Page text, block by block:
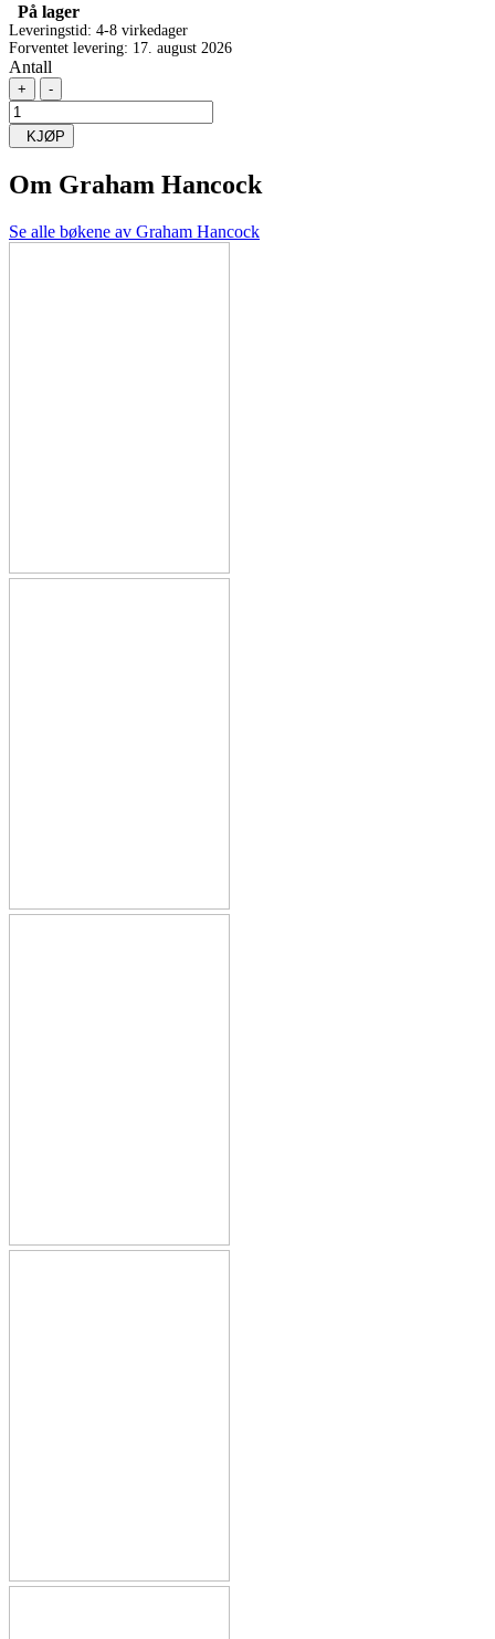
På lager
Leveringstid: 4-8 virkedager
Forventet levering: 17. august 2026
Antall
+ -
KJØP
Om Graham Hancock
Se alle bøkene av Graham Hancock